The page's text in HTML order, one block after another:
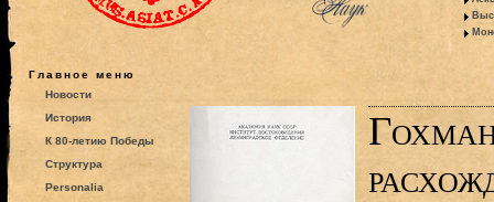
Главное меню
Новости
История
К 80-летию Победы
Структура
Personalia